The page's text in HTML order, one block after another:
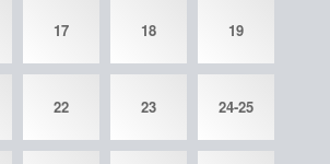
17 18 19
22 23 24-25